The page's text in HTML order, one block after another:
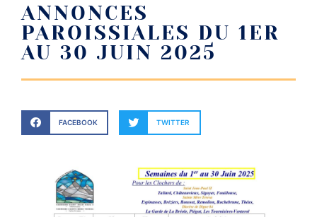
ANNONCES
PAROISSIALES DU 1ER
AU 30 JUIN 2025
FACEBOOK TWITTER